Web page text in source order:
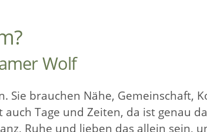
Wolf
Sie brauchen Nähe, Gemeinschaft,
Tage und Zeiten, da ist genau
Ruhe und lieben das allein sein,